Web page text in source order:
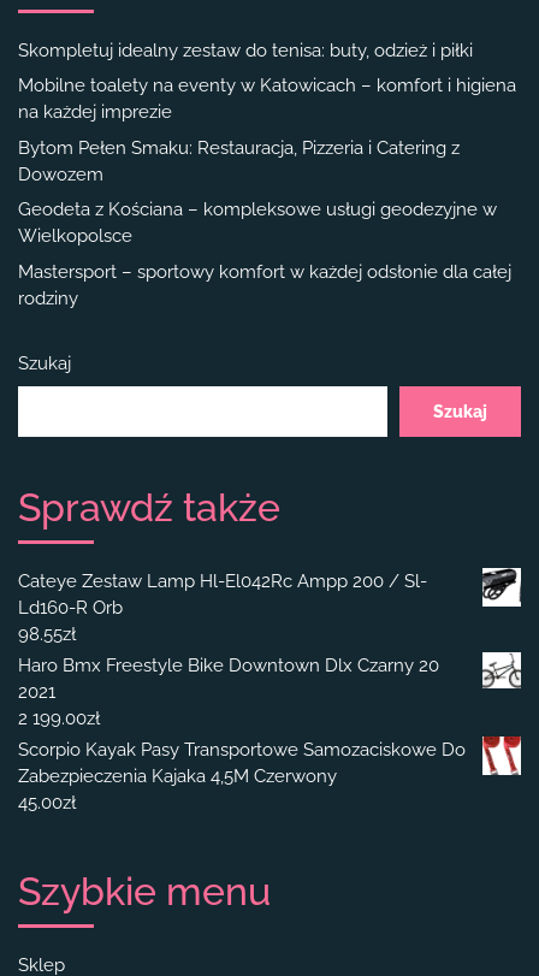
Skompletuj idealny zestaw do tenisa: buty, odzież i piłki
Mobilne toalety na eventy w Katowicach – komfort i higiena
na każdej imprezie
Bytom Pełen Smaku: Restauracja, Pizzeria i Catering z
Dowozem
Geodeta z Kościana – kompleksowe usługi geodezyjne w
Wielkopolsce
Mastersport – sportowy komfort w każdej odsłonie dla całej
rodziny
Szukaj
Szukaj
Sprawdź także
Cateye Zestaw Lamp Hl-El042Rc Ampp 200 / Sl-
Ld160-R Orb
98.55zł
Haro Bmx Freestyle Bike Downtown Dlx Czarny 20
2021
2 199.00zł
Scorpio Kayak Pasy Transportowe Samozaciskowe Do
Zabezpieczenia Kajaka 4,5M Czerwony
45.00zł
Szybkie menu
Sklep